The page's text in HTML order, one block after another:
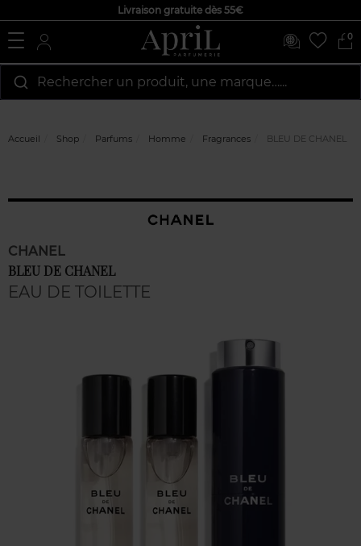
Livraison gratuite dès 55€
0
Rechercher un produit, une marque…...
Accueil Shop Parfums Homme Fragrances BLEU DE CHANEL
CHANEL
BLEU DE CHANEL
EAU DE TOILETTE